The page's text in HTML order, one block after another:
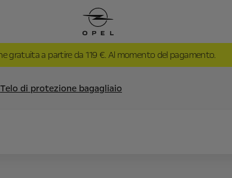
gratuita a partire da 119 €. Al momento del pagamento.
Telo di protezione bagagliaio